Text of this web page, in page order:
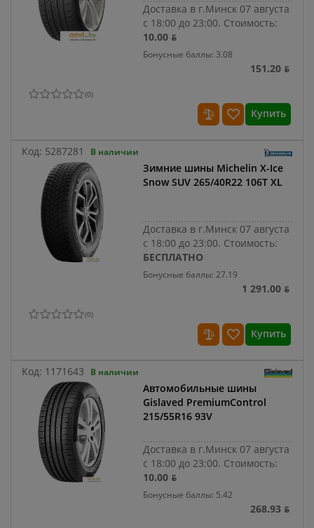
Доставка в г.Минск 07 августа
с 18:00 до 23:00. Стоимость:
10.00 ƃ
Бонусные баллы: 3.08
151.20 ƃ
(0)
Купить
Код: 5287281 В наличии
Зимние шины Michelin X-Ice
Snow SUV 265/40R22 106T XL
Доставка в г.Минск 07 августа
с 18:00 до 23:00. Стоимость:
БЕСПЛАТНО
Бонусные баллы: 27.19
1 291.00 ƃ
(0)
Купить
Код: 1171643 В наличии
Автомобильные шины
Gislaved PremiumControl
215/55R16 93V
Доставка в г.Минск 07 августа
с 18:00 до 23:00. Стоимость:
10.00 ƃ
Бонусные баллы: 5.42
268.93 ƃ